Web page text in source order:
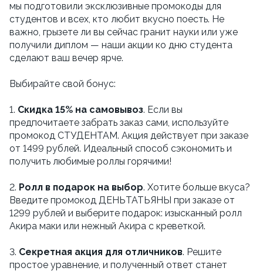
мы подготовили эксклюзивные промокоды для
студентов и всех, кто любит вкусно поесть. Не
важно, грызете ли вы сейчас гранит науки или уже
получили диплом — наши акции ко дню студента
сделают ваш вечер ярче.
Выбирайте свой бонус:
1. Скидка 15% на самовывоз. Если вы
предпочитаете забрать заказ сами, используйте
промокод СТУДЕНТАМ. Акция действует при заказе
от 1499 рублей. Идеальный способ сэкономить и
получить любимые роллы горячими!
2. Ролл в подарок на выбор. Хотите больше вкуса?
Введите промокод ДЕНЬТАТЬЯНЫ при заказе от
1299 рублей и выберите подарок: изысканный ролл
Акира маки или нежный Акира с креветкой.
3. Секретная акция для отличников. Решите
простое уравнение, и полученный ответ станет